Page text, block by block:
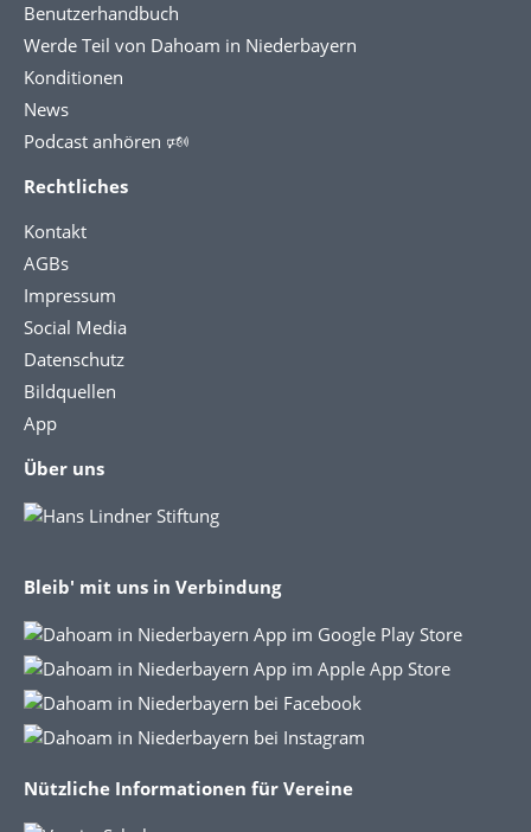
Benutzerhandbuch
Werde Teil von Dahoam in Niederbayern
Konditionen
News
Podcast anhören 🕬
Rechtliches
Kontakt
AGBs
Impressum
Social Media
Datenschutz
Bildquellen
App
Über uns
Bleib' mit uns in Verbindung
Nützliche Informationen für Vereine